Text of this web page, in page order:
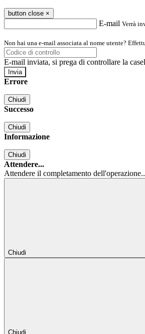
button close ×
E-mail Verrà
Non hai una e-mail associata al nome utente?
E-mail inviata, si prega di controllare la
Errore
Chiudi
Successo
Chiudi
Informazione
Chiudi
Attendere...
Attendere il completamento
Chiudi
Chiudi